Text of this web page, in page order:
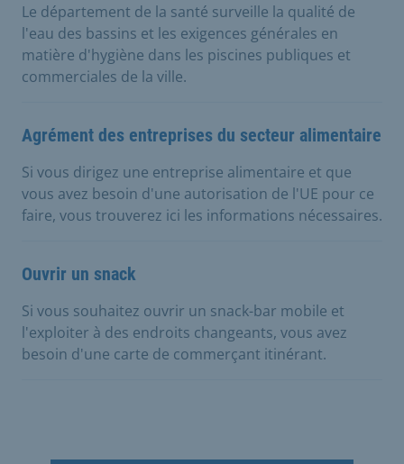
Le département de la santé surveille la qualité de
l'eau des bassins et les exigences générales en
matière d'hygiène dans les piscines publiques et
commerciales de la ville.
Agrément des entreprises du secteur alimentaire
Si vous dirigez une entreprise alimentaire et que
vous avez besoin d'une autorisation de l'UE pour ce
faire, vous trouverez ici les informations nécessaires.
Ouvrir un snack
Si vous souhaitez ouvrir un snack-bar mobile et
l'exploiter à des endroits changeants, vous avez
besoin d'une carte de commerçant itinérant.